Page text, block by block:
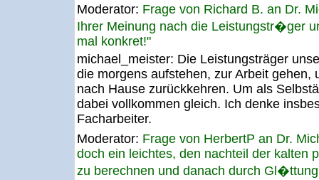
Moderator: Frage von Richard B. an Dr.
Ihrer Meinung nach die Leistungstr�ger
mal konkret!"
michael_meister: Die Leistungsträger
die morgens aufstehen, zur Arbeit gehen,
nach Hause zurückkehren. Um als
dabei vollkommen gleich. Ich denke
Facharbeiter.
Moderator: Frage von HerbertP an Dr.
doch ein leichtes, den nachteil der kalten
zu berechnen und danach durch